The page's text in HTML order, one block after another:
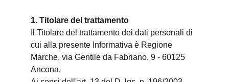
1. Titolare del trattamento
Il Titolare del trattamento dei dati personali di
cui alla presente Informativa è Regione
Marche, via Gentile da Fabriano, 9 - 60125
Ancona.